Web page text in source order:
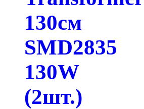
130см
SMD2835
130W
(2шт.)